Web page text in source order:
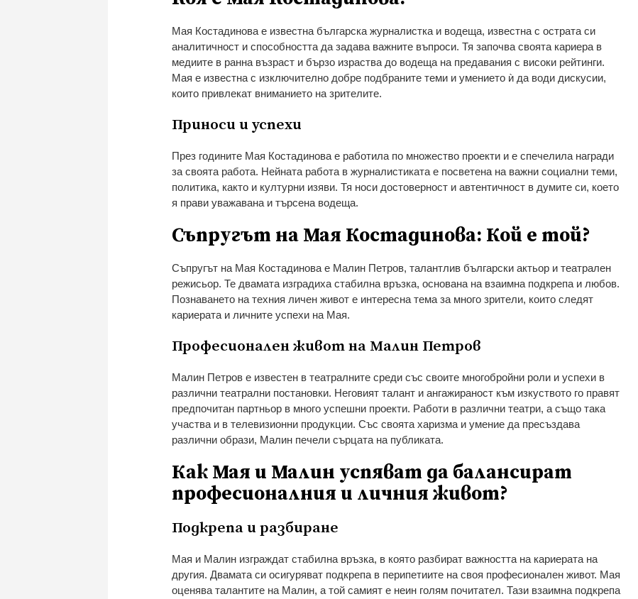
Мая Костадинова е известна българска журналистка и водеща, известна с острата си
аналитичност и способността да задава важните въпроси. Тя започва своята кариера в
медиите в ранна възраст и бързо израства до водеща на предавания с високи рейтинги.
Мая е известна с изключително добре подбраните теми и умението ѝ да води дискусии,
които привлекат вниманието на зрителите.
Приноси и успехи
През годините Мая Костадинова е работила по множество проекти и е спечелила награди
за своята работа. Нейната работа в журналистиката е посветена на важни социални теми,
политика, както и културни изяви. Тя носи достоверност и автентичност в думите си, което
я прави уважавана и търсена водеща.
Съпругът на Мая Костадинова: Кой е той?
Съпругът на Мая Костадинова е Малин Петров, талантлив български актьор и театрален
режисьор. Те двамата изградиха стабилна връзка, основана на взаимна подкрепа и любов.
Познаването на техния личен живот е интересна тема за много зрители, които следят
кариерата и личните успехи на Мая.
Професионален живот на Малин Петров
Малин Петров е известен в театралните среди със своите многобройни роли и успехи в
различни театрални постановки. Неговият талант и ангажираност към изкуството го правят
предпочитан партньор в много успешни проекти. Работи в различни театри, а също така
участва и в телевизионни продукции. Със своята харизма и умение да пресъздава
различни образи, Малин печели сърцата на публиката.
Как Мая и Малин успяват да балансират
професионалния и личния живот?
Подкрепа и разбиране
Мая и Малин изграждат стабилна връзка, в която разбират важността на кариерата на
другия. Двамата си осигуряват подкрепа в перипетиите на своя професионален живот. Мая
оценява талантите на Малин, а той самият е неин голям почитател. Тази взаимна подкрепа